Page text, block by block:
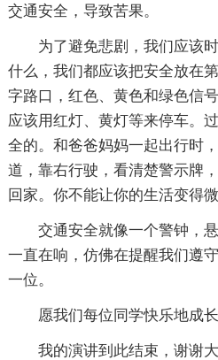
交通安全，导致苦果。
为了避免悲剧，我们应该
什么，我们都应该把安全放在
字路口，红色、黄色和绿色信
应该用红灯、黄灯等来停车。
全的。和爸爸妈妈一起出行时
道，靠右行驶，看清楚警示牌
回家。你不能让你的生活变得微
交通安全就像一个警钟，
一直在响，仿佛在提醒我们遵
一位。
愿我们每位同学快乐地成
我的演讲到此结束，谢谢大